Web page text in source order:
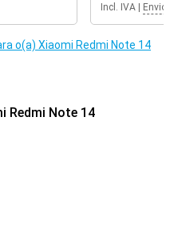
áudio graças aos
de 3,5 mm. O sensor
e o reconhecimento facial
Incl. IVA
o(a) Xiaomi Redmi Note 14
Redmi Note 14